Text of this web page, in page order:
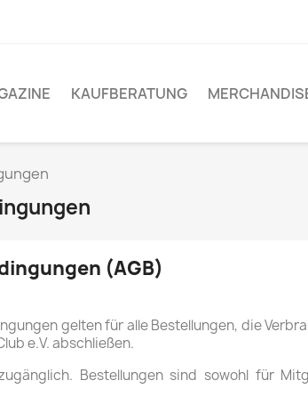
KAUFBERATUNG
(AGB)
gelten für alle Bestellungen, die
e.V. abschließen.
Bestellungen sind sowohl für